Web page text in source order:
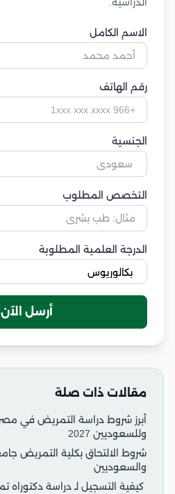
الاسم الكامل
رقم الهاتف
الجنسية
التخصص المطلوب
الدرجة العلمية المطلوبة
أرسل الآن
مقالات ذات صلة
أبرز شروط دراسة التمريض في
وللسعوديين 2027
شروط الالتحاق بكلية التمريض
والسعوديين
كيفية التسجيل لـ دراسة